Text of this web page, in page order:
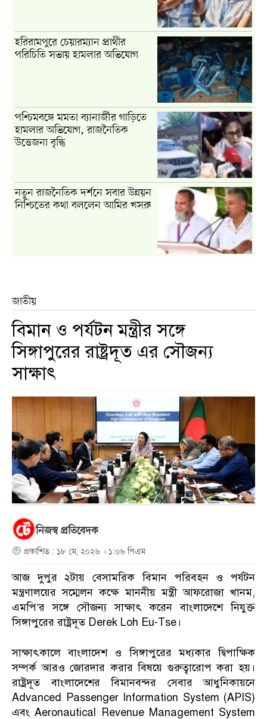
হরিরামপুরে চেয়ারম্যান প্রার্থীর
পরিচিতি সভায় হামলার অভিযোগ
পশ্চিমবঙ্গে মমতা ব্যানার্জীর গাড়িতে
হামলার অভিযোগ, রাজনৈতিক
উত্তেজনা বৃদ্ধি
নতুন রাজনৈতিক দর্শনে সবার উন্নয়ন
নিশ্চিতের কথা বললেন আমির খসরু